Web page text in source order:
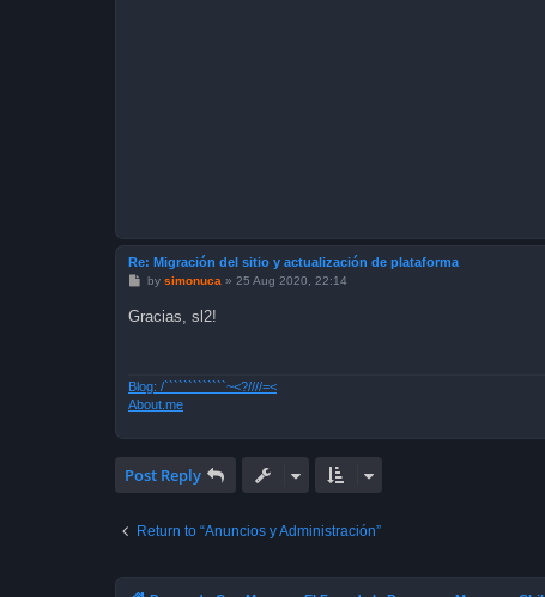
Re: Migración del sitio y actualización de plataforma
P
t
by simonuca» 25 Aug 2020, 22:14
Gracias, sl2!
Blog: /`````````````~<?////=<
About.me
Post Reply
Return to “Anuncios y Administración”